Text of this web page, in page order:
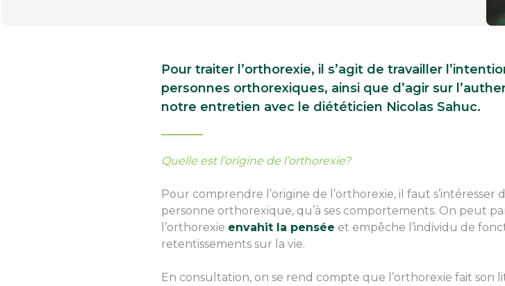
Pour traiter l’orthorexie, il s’agit de travailler
personnes orthorexiques, ainsi que d’agir sur
notre entretien avec le diététicien Nicolas Sahuc.
Quelle est l’origine de l’orthorexie?
Pour comprendre l’origine de l’orthorexie, il faut s’intéresser
personne orthorexique, qu’à ses comportements. On peut
l’orthorexie envahit la pensée et empêche l’individu de
retentissements sur la vie.
En consultation, on se rend compte que l’orthorexie fait son